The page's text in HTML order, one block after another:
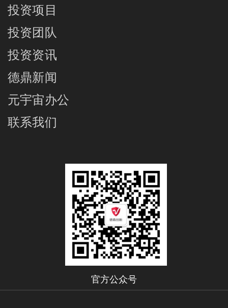
投资项目
投资团队
投资资讯
德鼎新闻
元宇宙办公
联系我们
官方公众号